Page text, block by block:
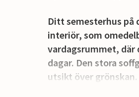
Ditt semesterhus på
interiör, som
vardagsrummet, där
dagar. Den stora
utsikt över
matsalen, som